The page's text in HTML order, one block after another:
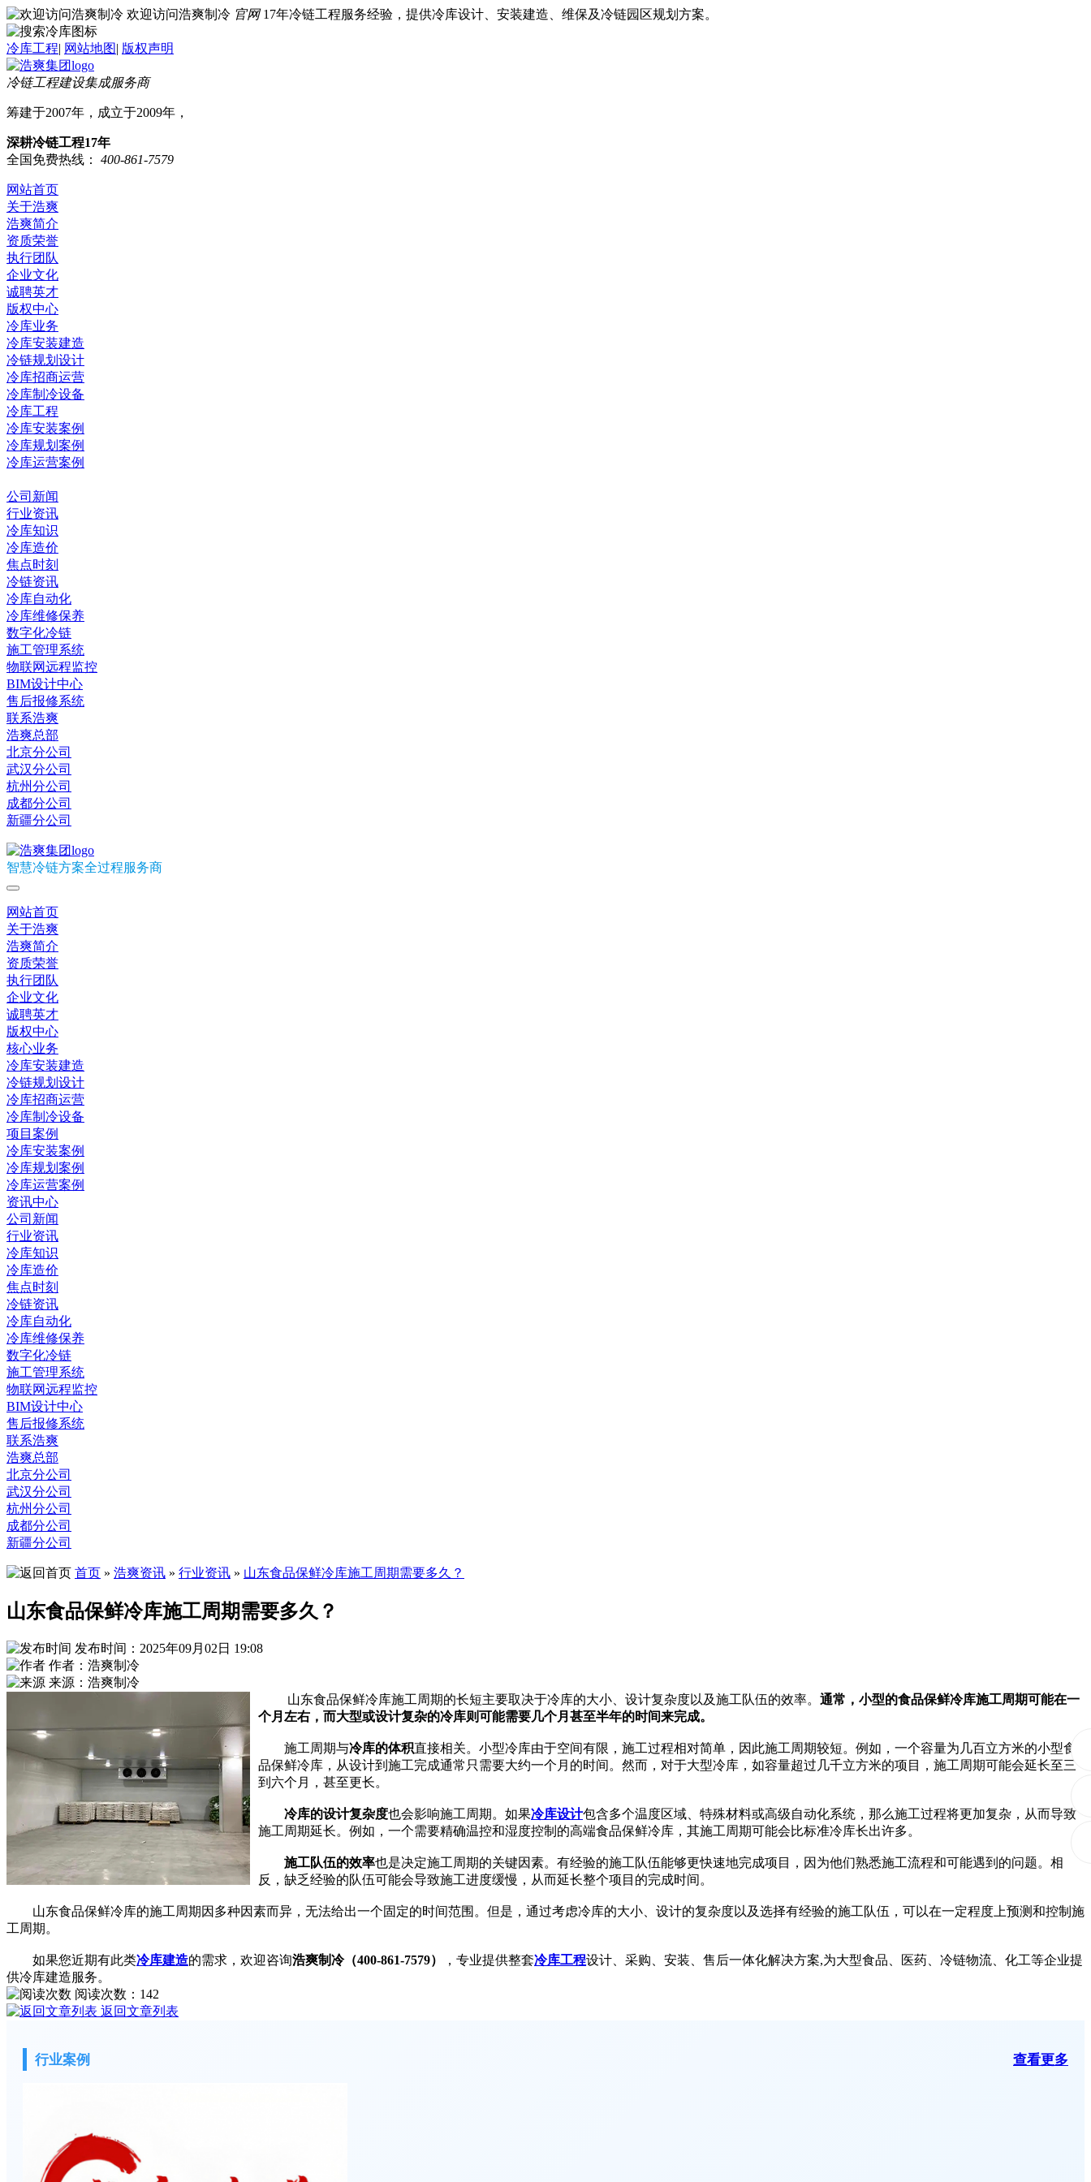
欢迎访问浩爽制冷 官网 17年冷链工程服务经验，提供冷库设计、安装建造、维保及冷链园区规划方案。
冷库工程| 网站地图| 版权声明
冷链工程建设集成服务商
筹建于2007年，成立于2009年，
深耕冷链工程17年
全国免费热线：
400-861-7579
网站首页
关于浩爽
浩爽简介
资质荣誉
执行团队
企业文化
诚聘英才
版权中心
冷库业务
冷库安装建造
冷链规划设计
冷库招商运营
冷库制冷设备
冷库工程
冷库安装案例
冷库规划案例
冷库运营案例
公司新闻
行业资讯
冷库知识
冷库造价
焦点时刻
冷链资讯
冷库自动化
冷库维修保养
数字化冷链
施工管理系统
物联网远程监控
BIM设计中心
售后报修系统
联系浩爽
浩爽总部
北京分公司
武汉分公司
杭州分公司
成都分公司
新疆分公司
智慧冷链方案全过程服务商
网站首页
关于浩爽
浩爽简介
资质荣誉
执行团队
企业文化
诚聘英才
版权中心
核心业务
冷库安装建造
冷链规划设计
冷库招商运营
冷库制冷设备
项目案例
冷库安装案例
冷库规划案例
冷库运营案例
资讯中心
公司新闻
行业资讯
冷库知识
冷库造价
焦点时刻
冷链资讯
冷库自动化
冷库维修保养
数字化冷链
施工管理系统
物联网远程监控
BIM设计中心
售后报修系统
联系浩爽
浩爽总部
北京分公司
武汉分公司
杭州分公司
成都分公司
新疆分公司
首页 » 浩爽资讯 » 行业资讯 » 山东食品保鲜冷库施工周期需要多久？
山东食品保鲜冷库施工周期需要多久？
发布时间：2025年09月02日 19:08
作者：浩爽制冷
来源：浩爽制冷
山东食品保鲜冷库施工周期的长短主要取决于冷库的大小、设计复杂度以及施工队伍的效率。 通常，小型的食品保鲜冷库施工周期可能在一
个月左右，而大型或设计复杂的冷库则可能需要几个月甚至半年的时间来完成。
施工周期与冷库的体积直接相关。小型冷库由于空间有限，施工过程相对简单，因此施工周期较短。例如，一个容量为几百立方米的小型食
品保鲜冷库，从设计到施工完成通常只需要大约一个月的时间。然而，对于大型冷库，如容量超过几千立方米的项目，施工周期可能会延长至三
到六个月，甚至更长。
冷库的设计复杂度也会影响施工周期。如果冷库设计包含多个温度区域、特殊材料或高级自动化系统，那么施工过程将更加复杂，从而导致
施工周期延长。例如，一个需要精确温控和湿度控制的高端食品保鲜冷库，其施工周期可能会比标准冷库长出许多。
施工队伍的效率也是决定施工周期的关键因素。有经验的施工队伍能够更快速地完成项目，因为他们熟悉施工流程和可能遇到的问题。相
反，缺乏经验的队伍可能会导致施工进度缓慢，从而延长整个项目的完成时间。
山东食品保鲜冷库的施工周期因多种因素而异，无法给出一个固定的时间范围。但是，通过考虑冷库的大小、设计的复杂度以及选择有经验的施工队伍，可以在一定程度上预测和控制施
工周期。
如果您近期有此类冷库建造的需求，欢迎咨询浩爽制冷（400-861-7579） ，专业提供整套冷库工程设计、采购、安装、售后一体化解决方案,为大型食品、医药、冷链物流、化工等企业提
供冷库建造服务。
阅读次数： 142
返回文章列表
行业案例 查看更多